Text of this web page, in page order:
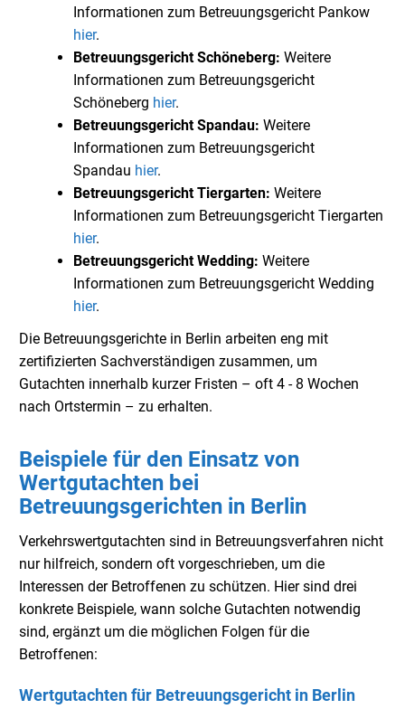
Informationen zum Betreuungsgericht Pankow
hier.
Betreuungsgericht Schöneberg: Weitere
Informationen zum Betreuungsgericht
Schöneberg hier.
Betreuungsgericht Spandau: Weitere
Informationen zum Betreuungsgericht
Spandau hier.
Betreuungsgericht Tiergarten: Weitere
Informationen zum Betreuungsgericht Tiergarten
hier.
Betreuungsgericht Wedding: Weitere
Informationen zum Betreuungsgericht Wedding
hier.
Die Betreuungsgerichte in Berlin arbeiten eng mit
zertifizierten Sachverständigen zusammen, um
Gutachten innerhalb kurzer Fristen – oft 4 - 8 Wochen
nach Ortstermin – zu erhalten.
Beispiele für den Einsatz von
Wertgutachten bei
Betreuungsgerichten in Berlin
Verkehrswertgutachten sind in Betreuungsverfahren nicht
nur hilfreich, sondern oft vorgeschrieben, um die
Interessen der Betroffenen zu schützen. Hier sind drei
konkrete Beispiele, wann solche Gutachten notwendig
sind, ergänzt um die möglichen Folgen für die
Betroffenen:
Wertgutachten für Betreuungsgericht in Berlin